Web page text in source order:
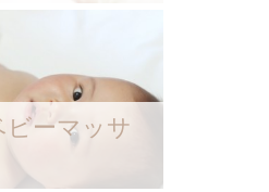
ーマッサ